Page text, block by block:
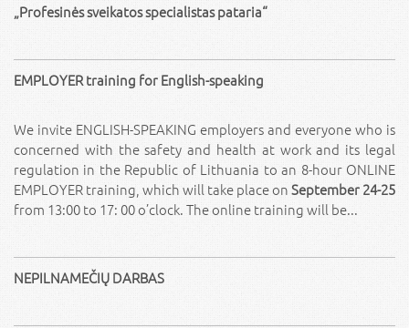
„Profesinės sveikatos specialistas pataria“
EMPLOYER training for English-speaking
We invite ENGLISH-SPEAKING employers and everyone who is
concerned with the safety and health at work and its legal
regulation in the Republic of Lithuania to an 8-hour ONLINE
EMPLOYER training, which will take place onSeptember 24-25
from 13:00 to 17: 00 o’clock. The online training will be...
NEPILNAMEČIŲ DARBAS